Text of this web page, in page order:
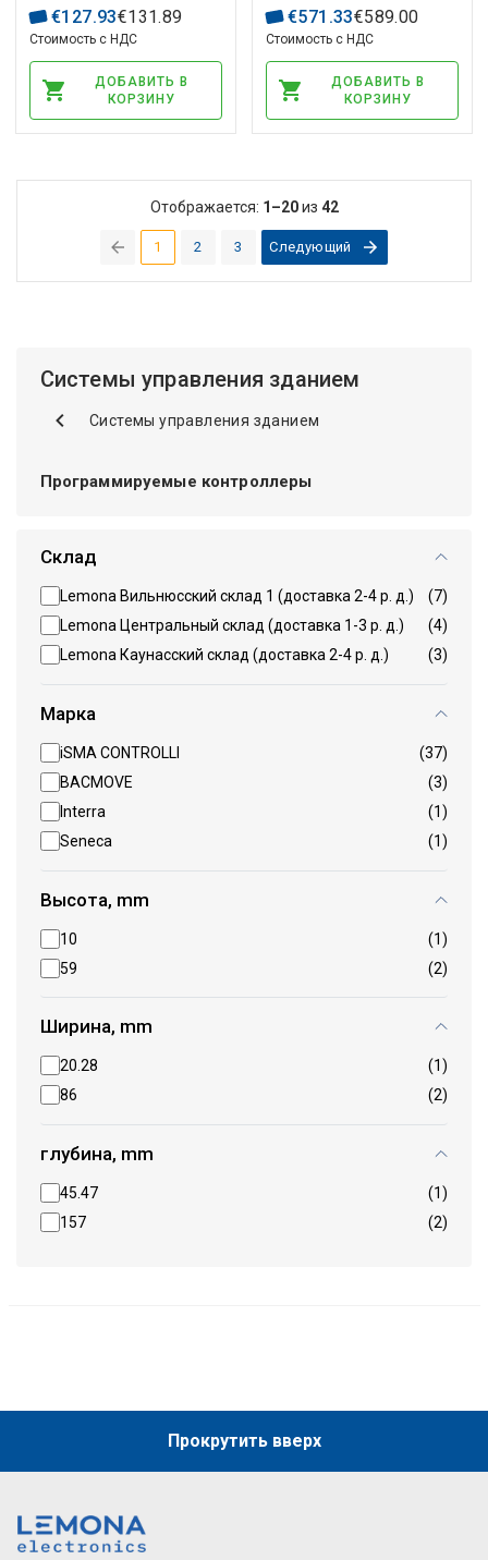
поддержка 18
месяцев
€127.93€131.89
Стоимость с НДС
ДОБАВИТЬ В
КОРЗИНУ
€571 .33€589.00
Стоимость с НДС
ДОБАВИТЬ В
КОРЗИНУ
1(current)
2 3 Следующий
Отображается: 1–20из 42
Системы управления зданием
Системы управления зданием
Программируемые контроллеры
Склад
Lemona Вильнюсский склад 1 (доставка 2-4 р. д.)
(7)
Lemona Центральный склад (доставка 1-3 р. д.)
(4)
Lemona Каунасский склад (доставка 2-4 р. д.)
(3)
Марка
iSMA CONTROLLI
(37)
BACMOVE
(3)
Interra
(1)
Seneca
(1)
Высота, mm
10
(1)
59
(2)
Ширина, mm
20.28
(1)
86
(2)
глубина, mm
45.47
(1)
157
(2)
Прокрутить вверх